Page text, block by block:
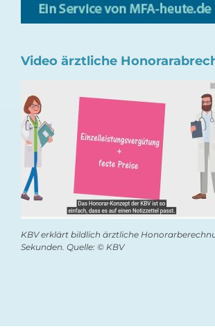
Video ärztliche
KBV erklärt bildlich ärztliche
Sekunden. Quelle: © KBV